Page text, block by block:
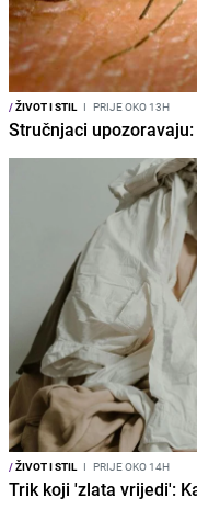
/ŽIVOT I STIL I PRIJE OKO 13H
Stručnjaci
/ŽIVOT I STIL I PRIJE OKO 14H
Trik koji 'zlata vrijedi':